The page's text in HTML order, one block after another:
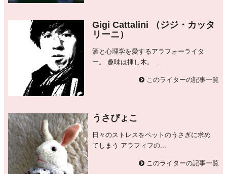
Gigi Cattalini （ジジ・カッタ
リーニ）
酒と心理学を愛するアラフォーライタ
ー。 趣味は挿し木。 ...
このライターの記事一覧
うさぴょこ
日々のストレスをペットのうさぎに求め
てしまう アラフィフの...
このライターの記事一覧